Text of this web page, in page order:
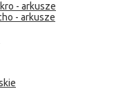
- arkusze
- arkusze